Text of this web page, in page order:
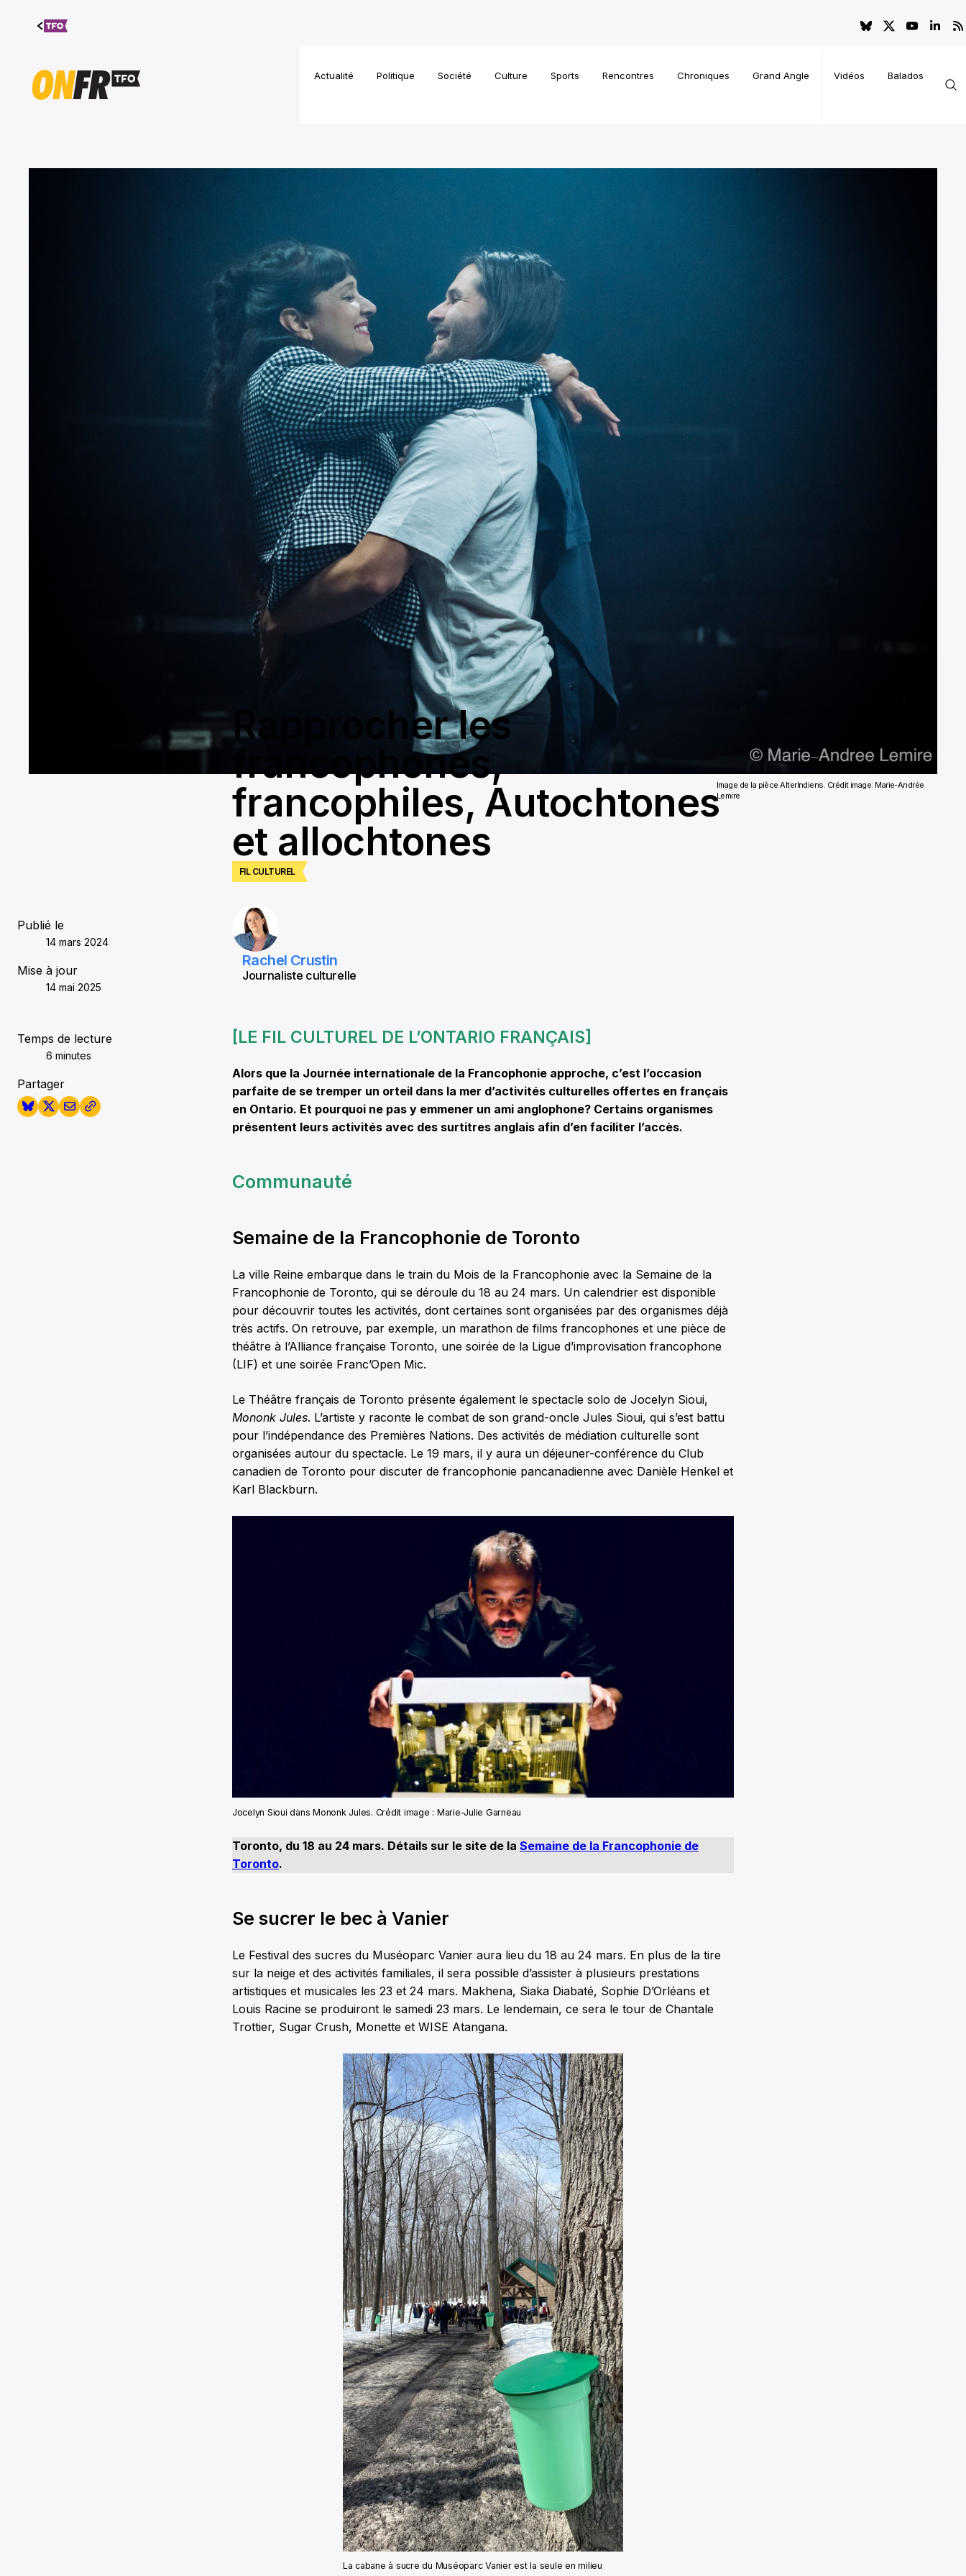
Aller au
contenu
Actualité Politique Société Culture Sports Rencontres Chroniques Grand Angle Vidéos Balados
Image de la pièce AlterIndiens. Crédit image: Marie-Andrée
Lemire
FIL CULTUREL
Rapprocher les
francophones,
francophiles, Autochtones
et allochtones
Publié le
14 mars 2024
Mise à jour
14 mai 2025
Temps de lecture
6 minutes
Partager
Rachel Crustin
Journaliste culturelle
[LE FIL CULTUREL DE L’ONTARIO FRANÇAIS]
Alors que la Journée internationale de la Francophonie approche, c’est l’occasion
parfaite de se tremper un orteil dans la mer d’activités culturelles offertes en français
en Ontario. Et pourquoi ne pas y emmener un ami anglophone? Certains organismes
présentent leurs activités avec des surtitres anglais afin d’en faciliter l’accès.
Communauté
Semaine de la Francophonie de Toronto
La ville Reine embarque dans le train du Mois de la Francophonie avec la Semaine de la
Francophonie de Toronto, qui se déroule du 18 au 24 mars. Un calendrier est disponible
pour découvrir toutes les activités, dont certaines sont organisées par des organismes déjà
très actifs. On retrouve, par exemple, un marathon de films francophones et une pièce de
théâtre à l’Alliance française Toronto, une soirée de la Ligue d’improvisation francophone
(LIF) et une soirée Franc’Open Mic.
Le Théâtre français de Toronto présente également le spectacle solo de Jocelyn Sioui,
Mononk Jules. L’artiste y raconte le combat de son grand-oncle Jules Sioui, qui s’est battu
pour l’indépendance des Premières Nations. Des activités de médiation culturelle sont
organisées autour du spectacle. Le 19 mars, il y aura un déjeuner-conférence du Club
canadien de Toronto pour discuter de francophonie pancanadienne avec Danièle Henkel et
Karl Blackburn.
Jocelyn Sioui dans Mononk Jules. Crédit image : Marie-Julie Garneau
Toronto, du 18 au 24 mars. Détails sur le site de la Semaine de la Francophonie de
Toronto.
Se sucrer le bec à Vanier
Le Festival des sucres du Muséoparc Vanier aura lieu du 18 au 24 mars. En plus de la tire
sur la neige et des activités familiales, il sera possible d’assister à plusieurs prestations
artistiques et musicales les 23 et 24 mars. Makhena, Siaka Diabaté, Sophie D’Orléans et
Louis Racine se produiront le samedi 23 mars. Le lendemain, ce sera le tour de Chantale
Trottier, Sugar Crush, Monette et WISE Atangana.
La cabane à sucre du Muséoparc Vanier est la seule en milieu